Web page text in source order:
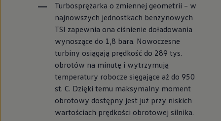
Turbosprężarka o zmiennej geometrii – w
najnowszych jednostkach benzynowych
TSI zapewnia ona ciśnienie doładowania
wynoszące do 1,8 bara. Nowoczesne
turbiny osiągają prędkość do 289 tys.
obrotów na minutę i wytrzymują
temperatury robocze sięgające aż do 950
st. C. Dzięki temu maksymalny moment
obrotowy dostępny jest już przy niskich
wartościach prędkości obrotowej silnika.